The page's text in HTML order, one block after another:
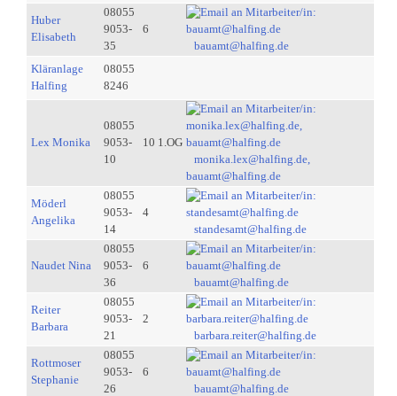
Huber
Elisabeth
08055
9053-
35
6
bauamt@halfing.de
Kläranlage
Halfing
08055
8246
Lex Monika
08055
9053-
10
10 1.OG
monika.lex@halfing.de,
bauamt@halfing.de
Möderl
Angelika
08055
9053-
14
4
standesamt@halfing.de
Naudet Nina
08055
9053-
36
6
bauamt@halfing.de
Reiter
Barbara
08055
9053-
21
2
barbara.reiter@halfing.de
Rottmoser
Stephanie
08055
9053-
26
6
bauamt@halfing.de